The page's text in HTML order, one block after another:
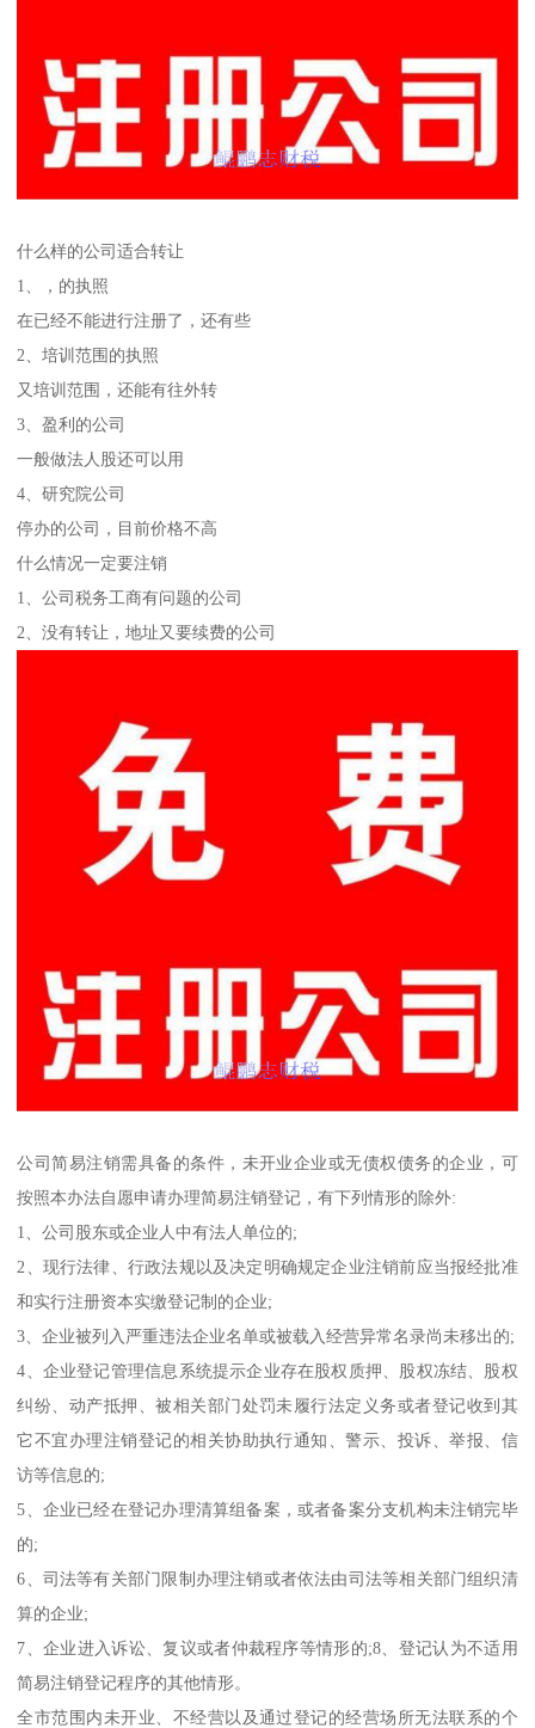
什么样的公司适合转让
1、，的执照
在已经不能进行注册了，还有些
2、培训范围的执照
又培训范围，还能有往外转
3、盈利的公司
一般做法人股还可以用
4、研究院公司
停办的公司，目前价格不高
什么情况一定要注销
1、公司税务工商有问题的公司
2、没有转让，地址又要续费的公司
公司简易注销需具备的条件，未开业企业或无债权债务的企业，可
按照本办法自愿申请办理简易注销登记，有下列情形的除外:
1、公司股东或企业人中有法人单位的;
2、现行法律、行政法规以及决定明确规定企业注销前应当报经批准
和实行注册资本实缴登记制的企业;
3、企业被列入严重违法企业名单或被载入经营异常名录尚未移出的;
4、企业登记管理信息系统提示企业存在股权质押、股权冻结、股权
纠纷、动产抵押、被相关部门处罚未履行法定义务或者登记收到其
它不宜办理注销登记的相关协助执行通知、警示、投诉、举报、信
访等信息的;
5、企业已经在登记办理清算组备案，或者备案分支机构未注销完毕
的;
6、司法等有关部门限制办理注销或者依法由司法等相关部门组织清
算的企业;
7、企业进入诉讼、复议或者仲裁程序等情形的;8、登记认为不适用
简易注销登记程序的其他情形。
全市范围内未开业、不经营以及通过登记的经营场所无法联系的个